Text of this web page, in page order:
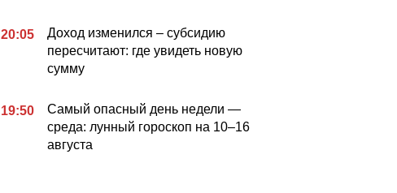
20:05
Доход изменился – субсидию
пересчитают: где увидеть новую
сумму
19:50
Самый опасный день недели —
среда: лунный гороскоп на 10–16
августа